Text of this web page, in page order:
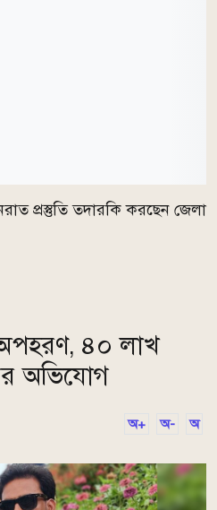
প্রস্তুতি তদারকি করছেন জেলা
অপহরণ, ৪০ লাখ
অভিযোগ
অ+ অ- অ